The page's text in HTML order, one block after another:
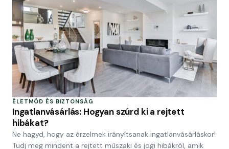
ÉLETMÓD ÉS BIZTONSÁG
Ingatlanvásárlás: Hogyan szúrd ki a rejtett
hibákat?
Ne hagyd, hogy az érzelmek irányítsanak ingatlanvásárláskor!
Tudj meg mindent a rejtett műszaki és jogi hibákról, amik